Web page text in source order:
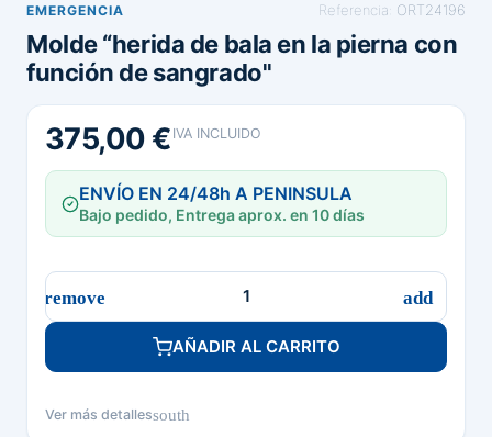
EMERGENCIA Referencia: ORT24196
Molde “herida de bala en la pierna con
función de sangrado"
375,00 € IVA INCLUIDO
ENVÍO EN 24/48h A PENINSULA
Bajo pedido, Entrega aprox. en 10 días
AÑADIR AL CARRITO
Ver más detallessouth